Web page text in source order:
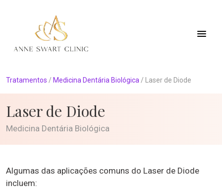
Tratamentos / Medicina Dentária Biológica / Laser de Diode
Laser de Diode
Medicina Dentária Biológica
Algumas das aplicações comuns do Laser de Diode
incluem: